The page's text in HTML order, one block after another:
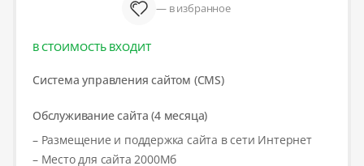
— в избранное
В СТОИМОСТЬ ВХОДИТ
Система управления сайтом (CMS)
Обслуживание сайта (4 месяца)
– Размещение и поддержка сайта в сети Интернет
– Место для сайта 2000Мб